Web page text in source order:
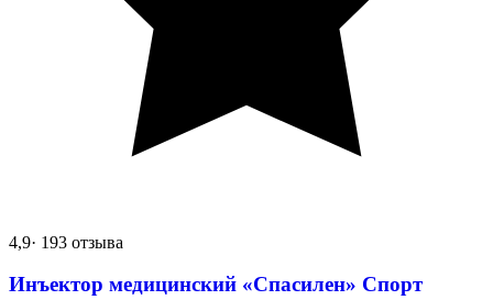
4,9· 193 отзыва
Инъектор медицинский «Спасилен» Спорт